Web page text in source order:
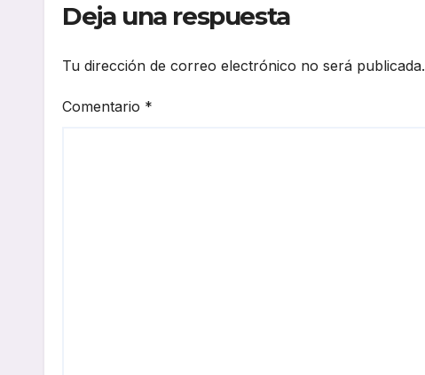
Deja una respuesta
Tu dirección de correo electrónico no será publicada.
Comentario *